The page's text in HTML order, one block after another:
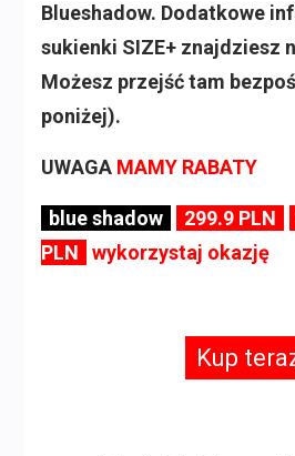
Blueshadow. Dodatkowe
sukienki SIZE+ znajdziesz
Możesz przejść tam
poniżej).
UWAGA MAMY RABATY
blue shadow 299.9 PLN
PLN
wykorzystaj okazję
Kup